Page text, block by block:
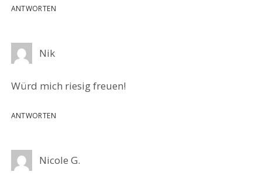
ANTWORTEN
Nik
Würd mich riesig freuen!
ANTWORTEN
Nicole G.